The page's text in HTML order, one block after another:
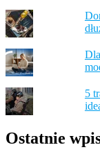
5
Ostatnie